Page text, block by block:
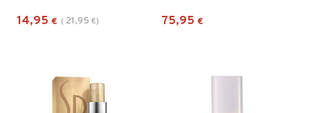
14,95 € ( 21,95 €) 75,95 €